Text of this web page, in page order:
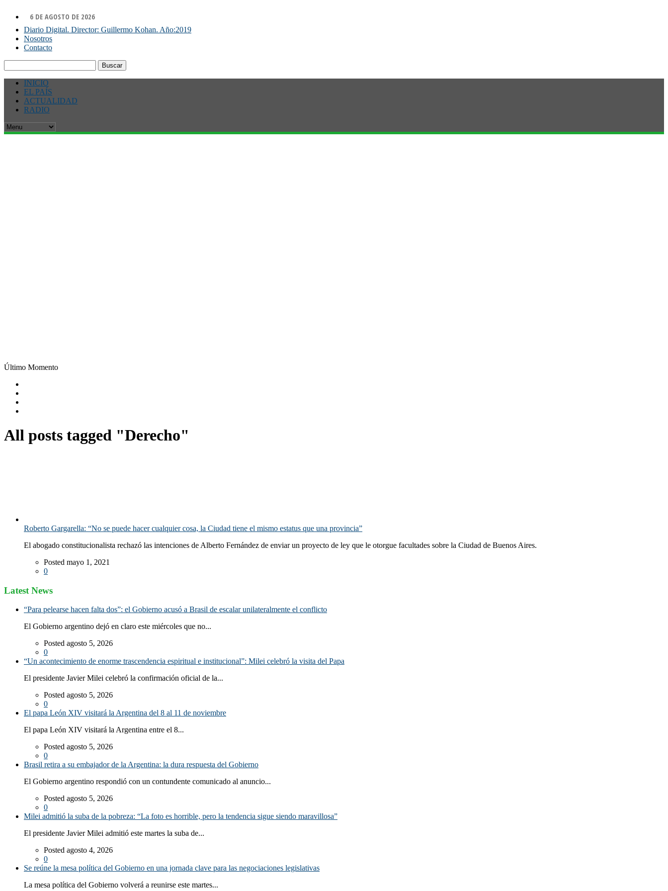
6 DE AGOSTO DE 2026
Diario Digital. Director: Guillermo Kohan. Año:2019
Nosotros
Contacto
INICIO
EL PAÍS
ACTUALIDAD
RADIO
Último Momento
All posts tagged "Derecho"
Roberto Gargarella: “No se puede hacer cualquier cosa, la Ciudad tiene el mismo estatus que una provincia”
El abogado constitucionalista rechazó las intenciones de Alberto Fernández de enviar un proyecto de ley que le otorgue facultades sobre la Ciudad de Buenos Aires.
Posted mayo 1, 2021
0
Latest News
“Para pelearse hacen falta dos”: el Gobierno acusó a Brasil de escalar unilateralmente el conflicto
El Gobierno argentino dejó en claro este miércoles que no...
Posted agosto 5, 2026
0
“Un acontecimiento de enorme trascendencia espiritual e institucional”: Milei celebró la visita del Papa
El presidente Javier Milei celebró la confirmación oficial de la...
Posted agosto 5, 2026
0
El papa León XIV visitará la Argentina del 8 al 11 de noviembre
El papa León XIV visitará la Argentina entre el 8...
Posted agosto 5, 2026
0
Brasil retira a su embajador de la Argentina: la dura respuesta del Gobierno
El Gobierno argentino respondió con un contundente comunicado al anuncio...
Posted agosto 5, 2026
0
Milei admitió la suba de la pobreza: “La foto es horrible, pero la tendencia sigue siendo maravillosa”
El presidente Javier Milei admitió este martes la suba de...
Posted agosto 4, 2026
0
Se reúne la mesa política del Gobierno en una jornada clave para las negociaciones legislativas
La mesa política del Gobierno volverá a reunirse este martes...